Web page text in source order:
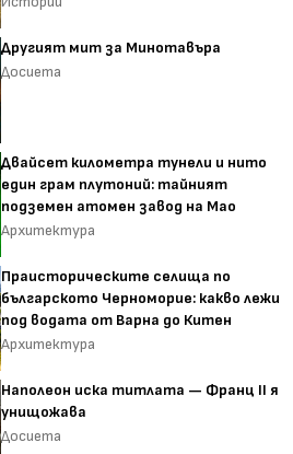
Другият мит за Минотавъра
Досиета
Двайсет километра тунели и нито
един грам плутоний: тайният
подземен атомен завод на Мао
Архитектура
Праисторическите селища по
българското Черноморие: какво лежи
под водата от Варна до Китен
Архитектура
Наполеон иска титлата — Франц II я
унищожава
Досиета